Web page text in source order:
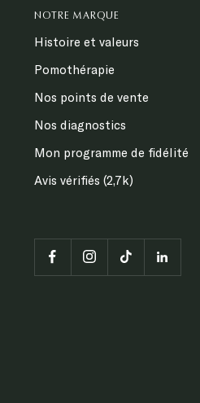
NOTRE MARQUE
Histoire et valeurs
Pomothérapie
Nos points de vente
Nos diagnostics
Mon programme de fidélité
Avis vérifiés (2,7k)